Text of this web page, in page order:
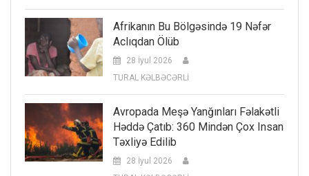
Afrikanın Bu Bölgəsində 19 Nəfər
Aclıqdan Ölüb
28 İyul 2026
TURAL KƏLBƏCƏRLİ
Avropada Meşə Yanğınları Fəlakətli
Həddə Çatıb: 360 Mindən Çox Insan
Təxliyə Edilib
28 İyul 2026